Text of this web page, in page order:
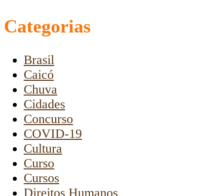
Categorias
Brasil
Caicó
Chuva
Cidades
Concurso
COVID-19
Cultura
Curso
Cursos
Direitos Humanos